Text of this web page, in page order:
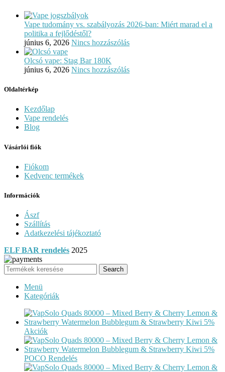
Vape tudomány vs. szabályozás 2026-ban: Miért marad el a
politika a fejlődéstől?
június 6, 2026 Nincs hozzászólás
Olcsó vape: Stag Bar 180K
június 6, 2026 Nincs hozzászólás
Oldaltérkép
Kezdőlap
Vape rendelés
Blog
Vásárlói fiók
Fiókom
Kedvenc termékek
Információk
Ászf
Szállítás
Adatkezelési tájékoztató
ELF BAR rendelés 2025
Search
Menü
Kategóriák
Akciók
POCO Rendelés